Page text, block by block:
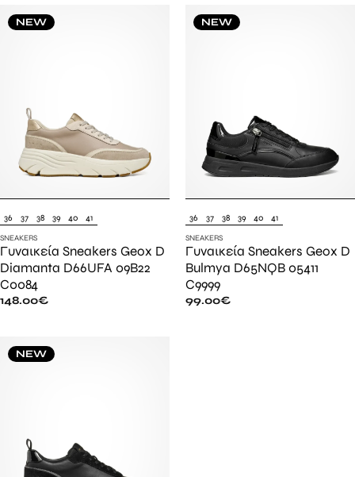
NEW
36 37 38 39 40 41
SNEAKERS
Γυναικεία Sneakers Geox D
Diamanta D66UFA 09B22
C0084
148.00€
NEW
36 37 38 39 40 41
SNEAKERS
Γυναικεία Sneakers Geox D
Bulmya D65NQB 05411
C9999
99.00€
NEW